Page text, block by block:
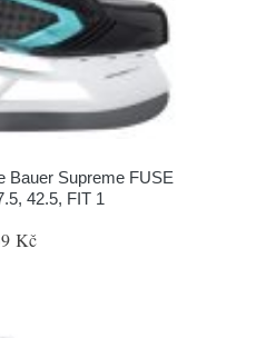
Bauer Supreme FUSE
42.5, FIT 1
Kč